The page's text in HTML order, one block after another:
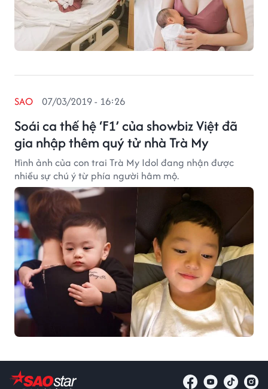
Soái ca thế hệ ‘F1’ của showbiz Việt đã
gia nhập thêm quý tử nhà Trà My
SAO 07/03/2019 - 16:26
Hình ảnh của con trai Trà My Idol đang nhận được
nhiều sự chú ý từ phía người hâm mộ.